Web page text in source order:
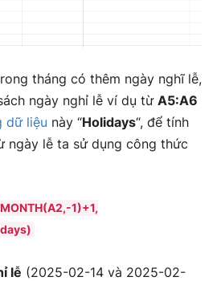
tháng có thêm ngày nghĩ lễ,
ngày nghỉ lễ ví dụ từ A5:A6
dữ liệu này “Holidays“, để tính
ngày lễ ta sử dụng công thức
1)+1,
lễ (2025-02-14 và 2025-02-